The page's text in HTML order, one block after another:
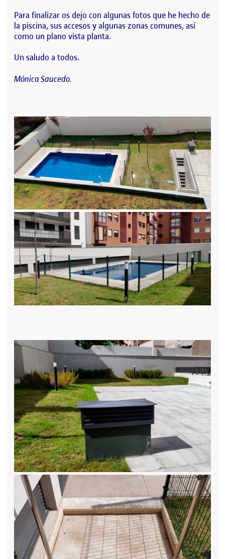
Para finalizar os dejo con algunas fotos que he hecho de
la piscina, sus accesos y algunas zonas comunes, así
como un plano vista planta.
Un saludo a todos.
Mónica Saucedo.